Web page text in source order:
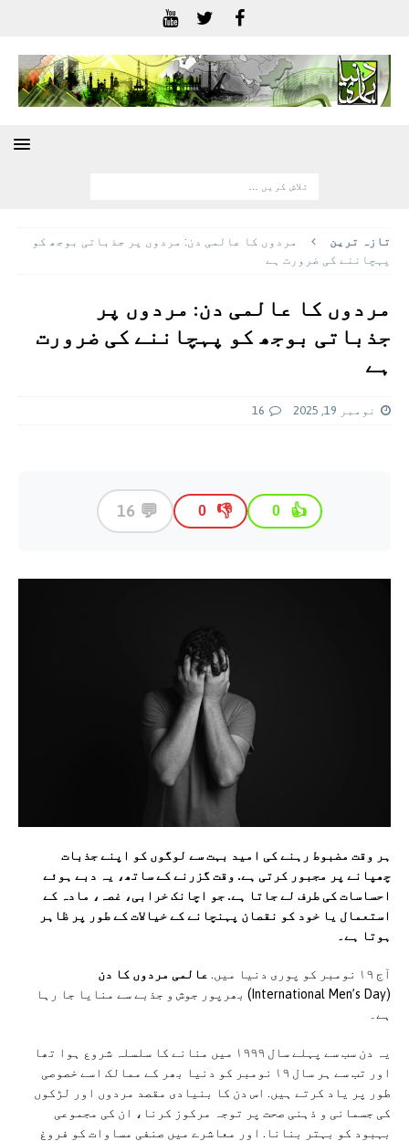
تازہ ترين
مردوں کا عالمی دن: مردوں پر جذباتی بوجھ کو
پہچاننے کی ضرورت ہے
مردوں کا عالمی دن: مردوں پر
جذباتی بوجھ کو پہچاننے کی ضرورت
ہے
نومبر 19, 2025 16
👍
0
👎
0
💬
16
ہر وقت مضبوط رہنے کی امید بہت سے لوگوں کو اپنے جذبات
چھپانے پر مجبور کرتی ہے. وقت گزرنے کے ساتھ، یہ دبے ہوئے
احساسات کی طرف لے جاتا ہے. جو اچانک خرابی، غصہ، مادہ کے
استعمال یا خود کو نقصان پہنچانے کے خیالات کے طور پر ظاہر
ہوتا ہے۔
آج ۱۹ نومبر کو پوری دنیا میں.
عالمی مردوں کا دن
(International Men’s Day) بھرپور جوش و جذبے سے منایا جا رہا
ہے۔
یہ دن سب سے پہلے سال ۱۹۹۹ میں منانے کا سلسلہ شروع ہوا تھا
اور تب سے ہر سال ۱۹ نومبر کو دنیا بھر کے ممالک اسے خصوصی
طور پر یاد کرتے ہیں. اس دن کا بنیادی مقصد مردوں اور لڑکوں
کی جسمانی و ذہنی صحت پر توجہ مرکوز کرنا، ان کی مجموعی
بہبود کو بہتر بنانا. اور معاشرے میں صنفی مساوات کو فروغ